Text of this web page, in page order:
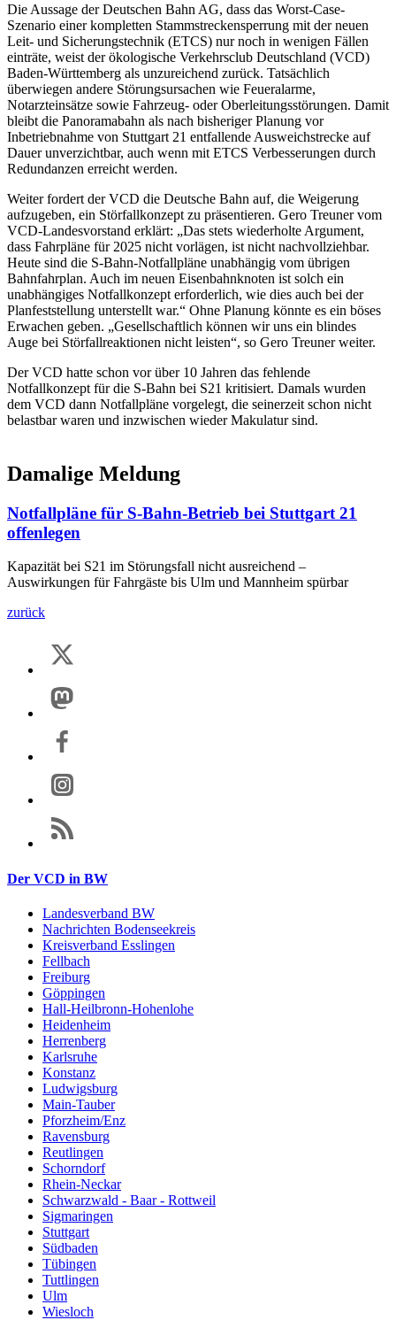
Die Aussage der Deutschen Bahn AG, dass das Worst-Case-
Szenario einer kompletten Stammstreckensperrung mit der neuen
Leit- und Sicherungstechnik (ETCS) nur noch in wenigen Fällen
einträte, weist der ökologische Verkehrsclub Deutschland (VCD)
Baden-Württemberg als unzureichend zurück. Tatsächlich
überwiegen andere Störungsursachen wie Feueralarme,
Notarzteinsätze sowie Fahrzeug- oder Oberleitungsstörungen. Damit
bleibt die Panoramabahn als nach bisheriger Planung vor
Inbetriebnahme von Stuttgart 21 entfallende Ausweichstrecke auf
Dauer unverzichtbar, auch wenn mit ETCS Verbesserungen durch
Redundanzen erreicht werden.
Weiter fordert der VCD die Deutsche Bahn auf, die Weigerung
aufzugeben, ein Störfallkonzept zu präsentieren. Gero Treuner vom
VCD-Landesvorstand erklärt: „Das stets wiederholte Argument,
dass Fahrpläne für 2025 nicht vorlägen, ist nicht nachvollziehbar.
Heute sind die S-Bahn-Notfallpläne unabhängig vom übrigen
Bahnfahrplan. Auch im neuen Eisenbahnknoten ist solch ein
unabhängiges Notfallkonzept erforderlich, wie dies auch bei der
Planfeststellung unterstellt war.“ Ohne Planung könnte es ein böses
Erwachen geben. „Gesellschaftlich können wir uns ein blindes
Auge bei Störfallreaktionen nicht leisten“, so Gero Treuner weiter.
Der VCD hatte schon vor über 10 Jahren das fehlende
Notfallkonzept für die S-Bahn bei S21 kritisiert. Damals wurden
dem VCD dann Notfallpläne vorgelegt, die seinerzeit schon nicht
belastbar waren und inzwischen wieder Makulatur sind.
Damalige Meldung
Notfallpläne für S-Bahn-Betrieb bei Stuttgart 21
offenlegen
Kapazität bei S21 im Störungsfall nicht ausreichend –
Auswirkungen für Fahrgäste bis Ulm und Mannheim spürbar
zurück
Der VCD in BW
Landesverband BW
Nachrichten Bodenseekreis
Kreisverband Esslingen
Fellbach
Freiburg
Göppingen
Hall-Heilbronn-Hohenlohe
Heidenheim
Herrenberg
Karlsruhe
Konstanz
Ludwigsburg
Main-Tauber
Pforzheim/Enz
Ravensburg
Reutlingen
Schorndorf
Rhein-Neckar
Schwarzwald - Baar - Rottweil
Sigmaringen
Stuttgart
Südbaden
Tübingen
Tuttlingen
Ulm
Wiesloch